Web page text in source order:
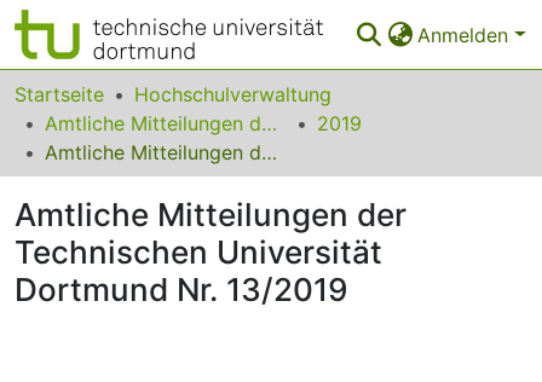
Anmelden
Bereiche & Sammlungen
Das gesamte Repositorium
FAQ
Leitlinien
Startseite
Hochschulverwaltung
Amtliche Mitteilungen der Technischen Universität Dortmund
2019
Amtliche Mitteilungen der Technischen Universität Dortmund Nr. 13/2019
Amtliche Mitteilungen der
Technischen Universität
Dortmund Nr. 13/2019